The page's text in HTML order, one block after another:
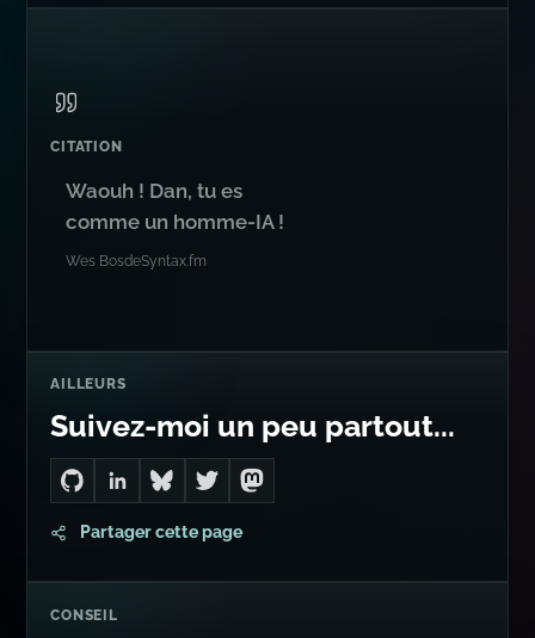
CITATION
Waouh ! Dan, tu es
comme un homme-IA !
Wes BosdeSyntax.fm
AILLEURS
Suivez-moi un peu partout...
Go to Dan's GitHub
Connect with me on LinkedIn
Follow me on Bluesky
Follow me on Twitter
Follow me on Mastodon
Partager cette page
CONSEIL